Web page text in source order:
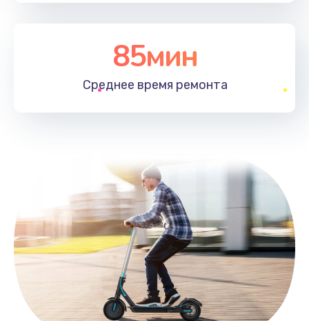
85мин
Среднее время ремонта